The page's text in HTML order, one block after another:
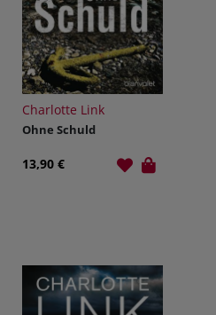
Charlotte Link
Ohne Schuld
13,90 €